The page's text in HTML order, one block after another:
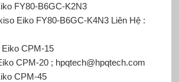
FY80-B6GC-K2N3
Eiko FY80-B6GC-K4N3 Liên Hệ :
CPM-15
CPM-20 ; hpqtech@hpqtech.com
CPM-45